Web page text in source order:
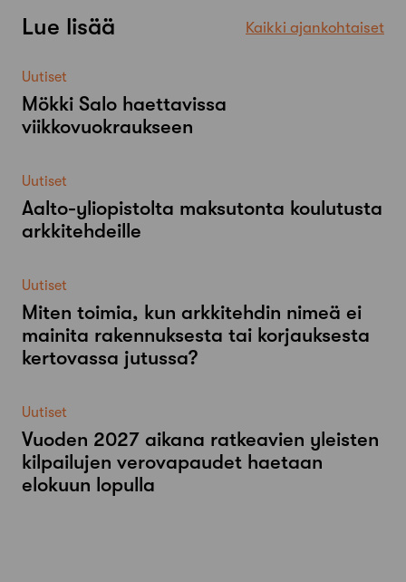
Lue lisää Kaikki ajankohtaiset
Uutiset
Mökki Salo haettavissa
viikkovuokraukseen
Uutiset
Aalto-​yliopistolta maksutonta koulutusta
arkkitehdeille
Uutiset
Miten toimia, kun arkkitehdin nimeä ei
mainita rakennuksesta tai korjauksesta
kertovassa jutussa?
Uutiset
Vuoden 2027 aikana ratkeavien yleisten
kilpailujen verovapaudet haetaan
elokuun lopulla